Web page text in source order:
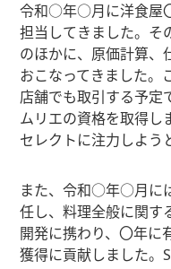
令和○年○月に洋食屋
担当してきました。そ
のほかに、原価計算、
おこなってきました。
店舗でも取引する予定
ムリエの資格を取得し
セレクトに注力しよう
また、令和○年○月に
任し、料理全般に関す
開発に携わり、〇年に
獲得に貢献しました。